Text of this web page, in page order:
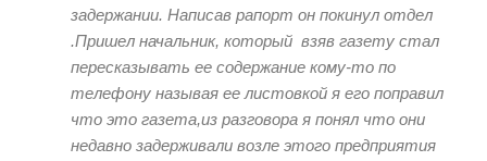
задержании. Написав рапорт он покинул отдел
.Пришел начальник, который взяв газету стал
пересказывать ее содержание кому-то по
телефону называя ее листовкой я его поправил
что это газета,из разговора я понял что они
недавно задерживали возле этого предприятия